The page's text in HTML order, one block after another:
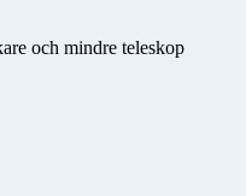
och mindre teleskop